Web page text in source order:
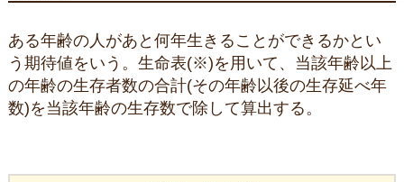
ある年齢の人があと何年生きることができるかとい
う期待値をいう。生命表(※)を用いて、当該年齢以上
の年齢の生存者数の合計(その年齢以後の生存延べ年
数)を当該年齢の生存数で除して算出する。